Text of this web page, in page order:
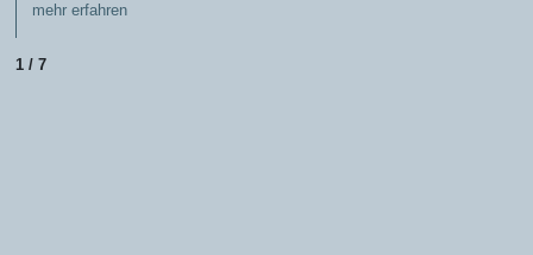
mehr erfahren
1 / 7